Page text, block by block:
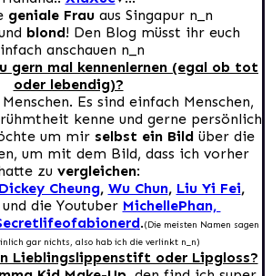
geniale Frau aus Singapur n_n
blond! Den Blog müsst ihr euch
anschauen n_n
gern mal kennenlernen (egal ob tot
oder lebendig)?
Es sind einfach Menschen,
kenne und gerne persönlich
um mir selbst ein Bild über die
um mit dem Bild, dass ich vorher
zu vergleichen:
Dickey Cheung, Wu Chun, Liu Yi Fei,
und die Youtuber MichellePhan,
.(Die meisten Namen sagen
gar nichts, also hab ich die verlinkt n_n)
Lieblingslippenstift oder Lipgloss?